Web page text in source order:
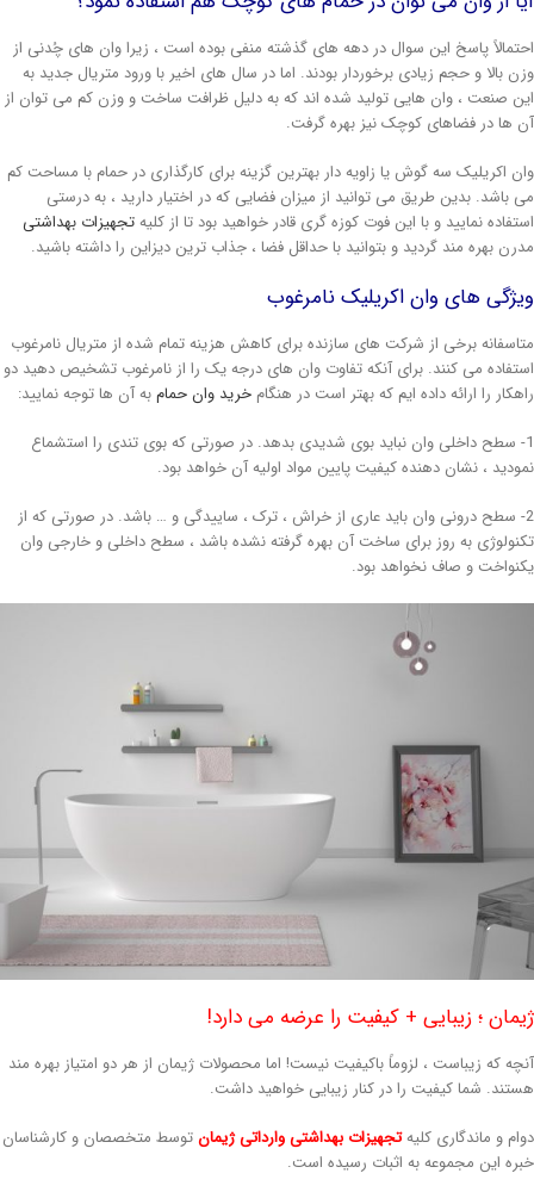
پاسخ این سوال در دهه های گذشته منفی بوده است ، زیرا وان های چُدنی از
بالا و حجم زیادی برخوردار بودند. اما در سال های اخیر با ورود متریال جدید به
صنعت ، وان هایی تولید شده اند که به دلیل ظرافت ساخت و وزن کم می توان از
ها در فضاهای کوچک نیز بهره گرفت.
اکریلیک سه گوش یا زاویه دار بهترین گزینه برای کارگذاری در حمام با مساحت کم
باشد. بدین طریق می توانید از میزان فضایی که در اختیار دارید ، به درستی
نمایید و با این فوت کوزه گری قادر خواهید بود تا از کلیهتجهیزات بهداشتی
بهره مند گردید و بتوانید با حداقل فضا ، جذاب ترین دیزاین را داشته باشید.
های وان اکریلیک نامرغوب
برخی از شرکت های سازنده برای کاهش هزینه تمام شده از متریال نامرغوب
می کنند. برای آنکه تفاوت وان های درجه یک را از نامرغوب تشخیص دهید دو
را ارائه داده ایم که بهتر است در هنگام خرید وان حمامبه آن ها توجه نمایید:
1- سطح داخلی وان نباید بوی شدیدی بدهد. در صورتی که بوی تندی را استشماع
، نشان دهنده کیفیت پایین مواد اولیه آن خواهد بود.
2- سطح درونی وان باید عاری از خراش ، ترک ، ساییدگی و … باشد. در صورتی که از
به روز برای ساخت آن بهره گرفته نشده باشد ، سطح داخلی و خارجی وان
و صاف نخواهد بود.
؛ زیبایی + کیفیت را عرضه می دارد!
که زیباست ، لزوماً باکیفیت نیست! اما محصولات ژیمان از هر دو امتیاز بهره مند
شما کیفیت را در کنار زیبایی خواهید داشت.
و ماندگاری کلیهتجهیزات بهداشتی وارداتی ژیمانتوسط متخصصان و کارشناسان
این مجموعه به اثبات رسیده است.